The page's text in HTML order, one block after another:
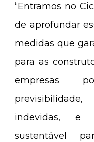
“Entramos no
de aprofundar
medidas que
para as
empresas
indevidas, e
sustentável